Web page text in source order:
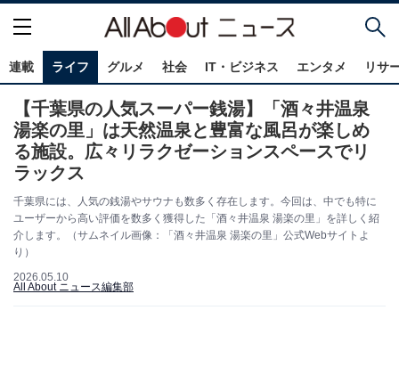
連載 ライフ グルメ 社会 IT・ビジネス エンタメ リサ
【千葉県の人気スーパー銭湯】「酒々井温泉
湯楽の里」は天然温泉と豊富な風呂が楽しめ
る施設。広々リラクゼーションスペースでリ
ラックス
千葉県には、人気の銭湯やサウナも数多く存在します。今回は、中でも特に
ユーザーから高い評価を数多く獲得した「酒々井温泉 湯楽の里」を詳しく紹
介します。（サムネイル画像：「酒々井温泉 湯楽の里」公式Webサイトよ
り）
2026.05.10
All About ニュース編集部